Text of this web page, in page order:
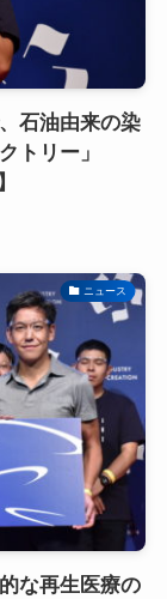
石油由来の染
トリー」
ニュース
な再生医療の